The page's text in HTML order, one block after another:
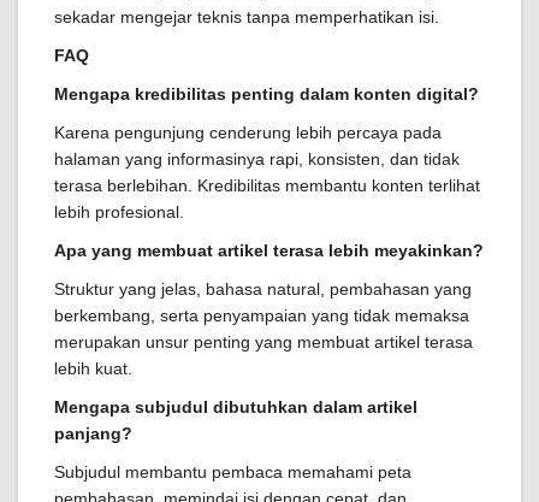
sekadar mengejar teknis tanpa memperhatikan isi.
FAQ
Mengapa kredibilitas penting dalam konten digital?
Karena pengunjung cenderung lebih percaya pada
halaman yang informasinya rapi, konsisten, dan tidak
terasa berlebihan. Kredibilitas membantu konten terlihat
lebih profesional.
Apa yang membuat artikel terasa lebih meyakinkan?
Struktur yang jelas, bahasa natural, pembahasan yang
berkembang, serta penyampaian yang tidak memaksa
merupakan unsur penting yang membuat artikel terasa
lebih kuat.
Mengapa subjudul dibutuhkan dalam artikel
panjang?
Subjudul membantu pembaca memahami peta